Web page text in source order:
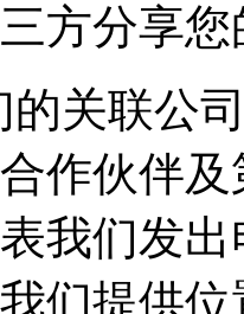
方分享
的关联公
作伙伴
我们发
们提供